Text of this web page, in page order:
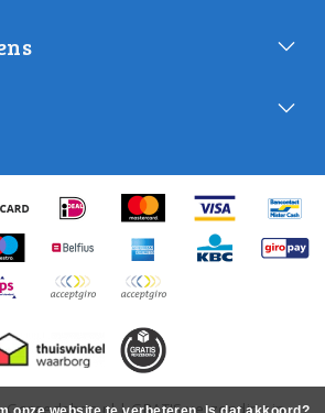
Gereedshop.nl | GRATIS verzending in